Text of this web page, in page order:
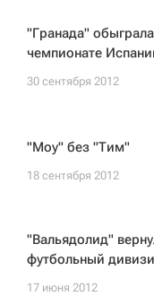
"Гранада"
чемпионате
30 сентября 2012
"Моу" без "Тим"
18 сентября 2012
"Вальядолид"
футбольный
17 июня 2012